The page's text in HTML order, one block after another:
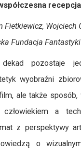
Fietkiewicz, Wojciech
Fundacja
pozostaje
wyobraźni
ale także
a
z perspektywy
o